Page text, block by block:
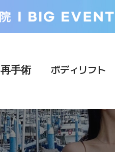
再手術 ボディリフト